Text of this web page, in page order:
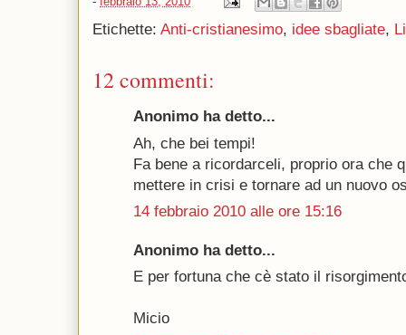
Etichette: Anti-cristianesimo, idee sbagliate,
12 commenti:
Anonimo ha detto...
Ah, che bei tempi!
Fa bene a ricordarceli, proprio ora che
mettere in crisi e tornare ad un nuovo
14 febbraio 2010 alle ore 15:16
Anonimo ha detto...
E per fortuna che cè stato il
Micio